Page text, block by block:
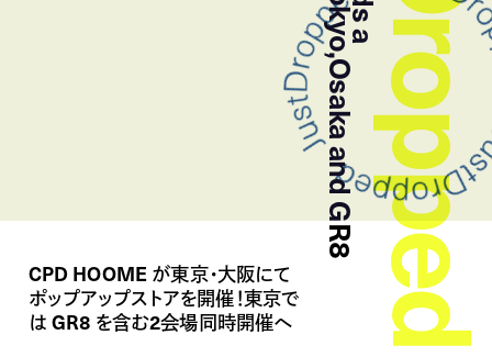
CPD HOOME が東京・大阪にて
ポップアップストアを開催！東京で
は GR8 を含む2会場同時開催へ